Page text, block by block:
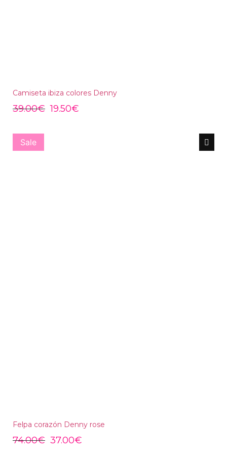
Camiseta ibiza colores Denny
39.00€ 19.50€
Sale
Felpa corazón Denny rose
74.00€ 37.00€